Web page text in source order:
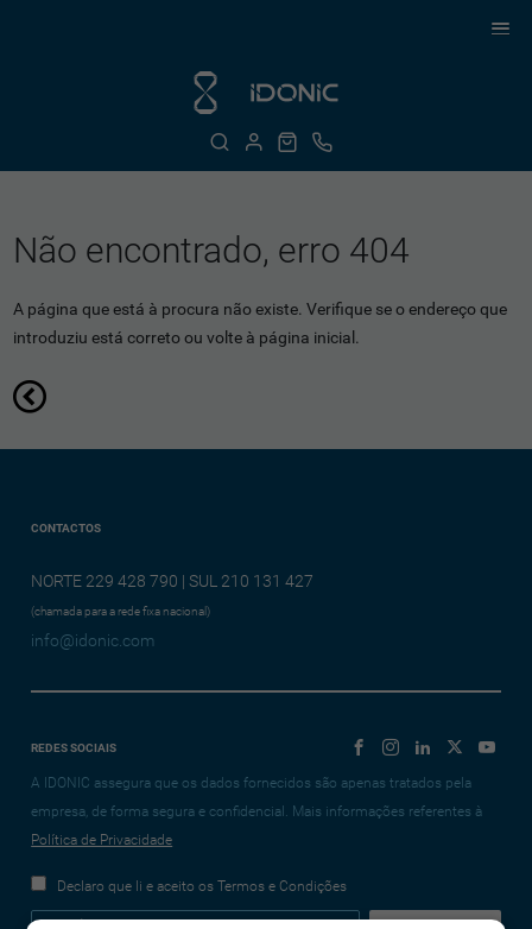
Não encontrado, erro 404
A página que está à procura não existe. Verifique se o endereço que
introduziu está correto ou volte à página inicial.
CONTACTOS
NORTE 229 428 790 | SUL 210 131 427
(chamada para a rede fixa nacional)
info@idonic.com
REDES SOCIAIS
A IDONIC assegura que os dados fornecidos são apenas tratados pela
empresa, de forma segura e confidencial. Mais informações referentes à
Política de Privacidade
Declaro que li e aceito os Termos e Condições